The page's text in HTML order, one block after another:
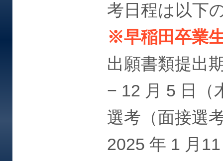
考日程は以下
※早稲田卒業
出願書類提出
− 12 月 5 日（
選考（面接
2025 年 1 月